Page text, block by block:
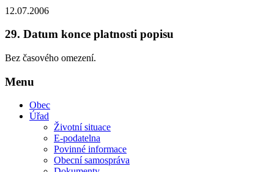
12.07.2006
29. Datum konce platnosti popisu
Bez časového omezení.
Menu
Obec
Úřad
Životní situace
E-podatelna
Povinné informace
Obecní samospráva